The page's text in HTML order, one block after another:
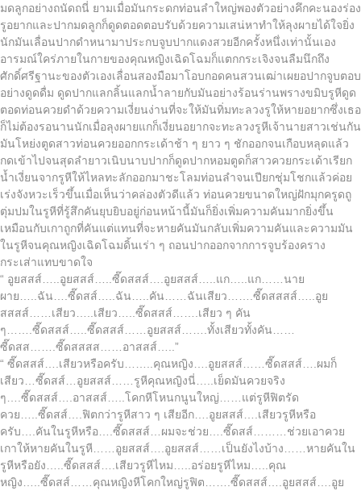
มดลูกอย่างถนัดถนี่ ยามเมื่อมันกระดกท่อนลำใหญ่พองตัวอย่างคึกคะนองร่อง
รูอยากและปากมดลูกก็ดูดตอดตอบรับด้วยความเสน่หาทำให้ลุงผายได้ใจยิ่ง
นักมันเลื่อนปากดำหนามาประกบจูบปากแดงสวยอีกครั้งหนึ่งเท่านั้นเอง
อารมณ์ใคร่ภายในกายของคุณหญิงเฉิดโฉมก็แตกกระเจิงจนลืมนึกถึง
ศักดิ์ศรีฐานะของตัวเองเลื่อนสองมือมาโอบกอดคนสวนเฒ่าเผยอปากจูบตอบ
อย่างดูดดื่ม ดูดปากแลกลิ้นแลกน้ำลายกับมันอย่างร้อนร่านพรางขมิบรูหีดูด
ตอดท่อนควยดำด้วยความเงี่ยนง่านที่จะให้มันทิ่มทะลวงรูให้หายอยากซึ่งเธอ
ก็ไม่ต้องรอนานนักเมื่อลุงผายแกก็เงี่ยนอยากจะทะลวงรูหีเจ้านายสาวเช่นกัน
มันโหย่งตูดสาวท่อนควยออกกระเด้าช้า ๆ ยาว ๆ ชักออกจนเกือบหลุดแล้ว
กดเข้าไปจนสุดลำยาวเนิบนาบปากก็ดูดปากหอมตูดก็สาวควยกระเด้าเรียก
น้ำเงี่ยนจากรูหีให้ไหลทะลักออกมาชะโลมท่อนลำจนเปียกชุ่มโชกแล้วค่อย
เร่งจังหวะเร็วขึ้นเมื่อเห็นว่าคล่องตัวดีแล้ว ท่อนควยขนาดใหญ่ฝักมุกครูดถู
ตุ่มปมในรูหีที่รู้สึกคันยุบยิบอยู่ก่อนหน้านี้มันก็ยิ่งเพิ่มความคันมากยิ่งขึ้น
เหมือนกับเกาถูกที่คันแต่แทนที่จะหายคันมันกลับเพิ่มความคันและความมัน
ในรูหีจนคุณหญิงเฉิดโฉมดิ้นเร่า ๆ ถอนปากออกจากการจูบร้องคราง
กระเส่าแทบขาดใจ
“ อูยสสส์…..อูยสสส์…..ซี๊ดสสส์….อูยสสส์…..แก…..แก……นาย
ผาย…..ฉัน….ซี๊ดสส์…..ฉัน…..คัน……ฉันเสียว…….ซี๊ดสสสส์…..อูย
สสสส์……เสียว…..เสียว…..ซี๊ดสสส์…….เสียว ๆ คัน
ๆ…….ซี๊ดสสส์…..ซี๊ดสสส์……อูยสสส์…….ทั้งเสียวทั้งคัน……
ซี๊ดสส…….ซี๊ดสสสส……อาสสส์…..”
“ ซี๊ดสสส์….เสียวหรือครับ……..คุณหญิง….อูยสสส์……ซี๊ดสสส์….ผมก็
เสียว…ซี๊ดสส์…อูยสสส์……รูหีคุณหญิงนี่…..เย็ดมันควยจริง
ๆ….ซี๊ดสสส์….อาสสส์…..โคกหีโหนกนูนใหญ่……แต่รูหีฟิตรัด
ควย…..ซี๊ดสส์….ฟิตกว่ารูหีสาว ๆ เสียอีก….อูยสสส์….เสียวรูหีหรือ
ครับ….คันในรูหีหรือ….ซี๊ดสสส์…ผมจะช่วย….ซี๊ดสส์………ช่วยเอาควย
เกาให้หายคันในรูหี……อูยสสส์….อูยสสส์……เป็นยังไงบ้าง……หายคันใน
รูหีหรือยัง…..ซี๊ดสสส์….เสียวรูหีไหม…..อร่อยรูหีไหม…..คุณ
หญิง…..ซี๊ดสส์……คุณหญิงหีโคกใหญ่รูฟิต…….ซี๊ดสสส์….อูยสสส์….อูย